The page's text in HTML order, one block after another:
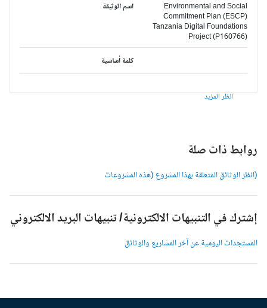
اسم الوثيقة
Environmental and Social
Commitment Plan (ESCP)
Tanzania Digital Foundations
Project (P160766)
كلمة أساسية
انظر المزيد
روابط ذات صلة
(انظر الوثائق المتعلقة بهذا المشروع (هذه المشروعات
إشترك في التنبيهات الالكترونية/ تنبيهات البريد الالكتروني
المستجدات اليومية عن آخر المشاريع والوثائق